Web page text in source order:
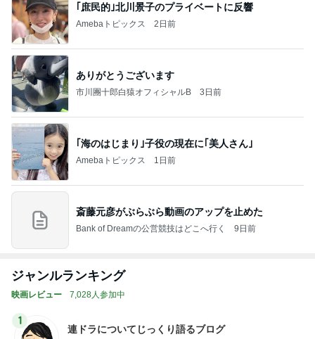
｢庶民的｣北川景子のプライベートに反響
Amebaトピックス 2日前
ありがとうございます
市川團十郎白猿オフィシャルB 3日前
｢海のはじまり｣子役の現在に｢美人さん｣
Amebaトピックス 1日前
斎藤元彦がぶらぶら動画のアップを止めた
Bank of Dreamの公営競技はどこへ行く 9日前
ジャンルランキング
映画レビュー 7,028人参加中
1
連ドラについてじっくり語るブログ